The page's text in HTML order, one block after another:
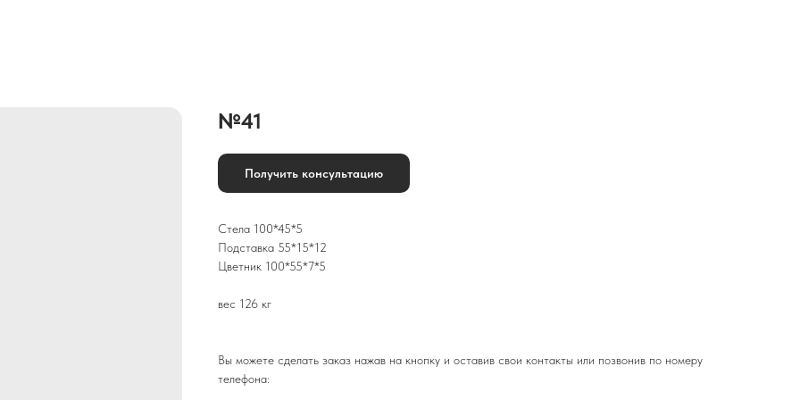
№41
Получить консультацию
Стела 100*45*5
Подставка 55*15*12
Цветник 100*55*7*5
вес 126 кг
Вы можете сделать заказ нажав на кнопку и оставив свои контакты или позвонив по номеру
телефона: